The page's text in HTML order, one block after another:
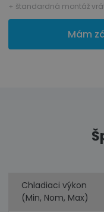
+ štandardná montáž
Mám
Chladiaci výkon
(Min, Nom, Max)